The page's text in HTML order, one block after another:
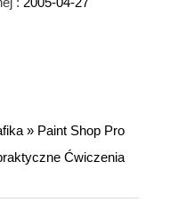
» Paint Shop Pro
Ćwiczenia